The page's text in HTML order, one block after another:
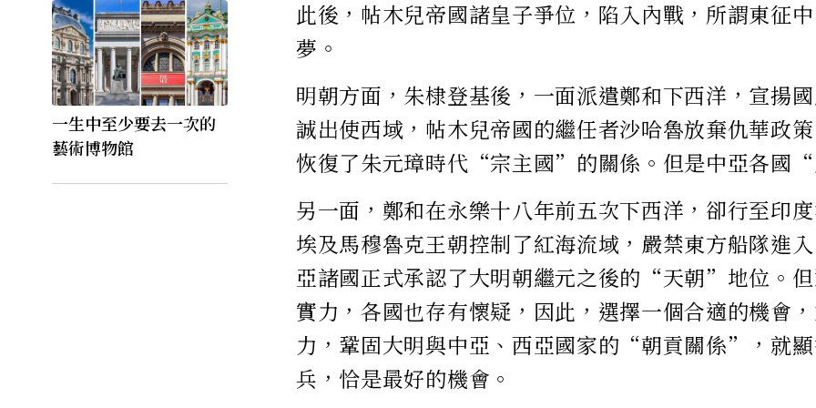
一生中至少要去一次的
藝術博物館
此後，帖木兒帝國諸皇子爭位，陷入內戰，所謂東征
夢。
明朝方面，朱棣登基後，一面派遣鄭和下西洋，宣揚
誠出使西域，帖木兒帝國的繼任者沙哈魯放棄仇華政
恢復了朱元璋時代“宗主國”的關係。但是中亞各國
另一面，鄭和在永樂十八年前五次下西洋，卻行至印
埃及馬穆魯克王朝控制了紅海流域，嚴禁東方船隊進
亞諸國正式承認了大明朝繼元之後的“天朝”地位。
實力，各國也存有懷疑，因此，選擇一個合適的機會
力，鞏固大明與中亞、西亞國家的“朝貢關係”，就
兵，恰是最好的機會。